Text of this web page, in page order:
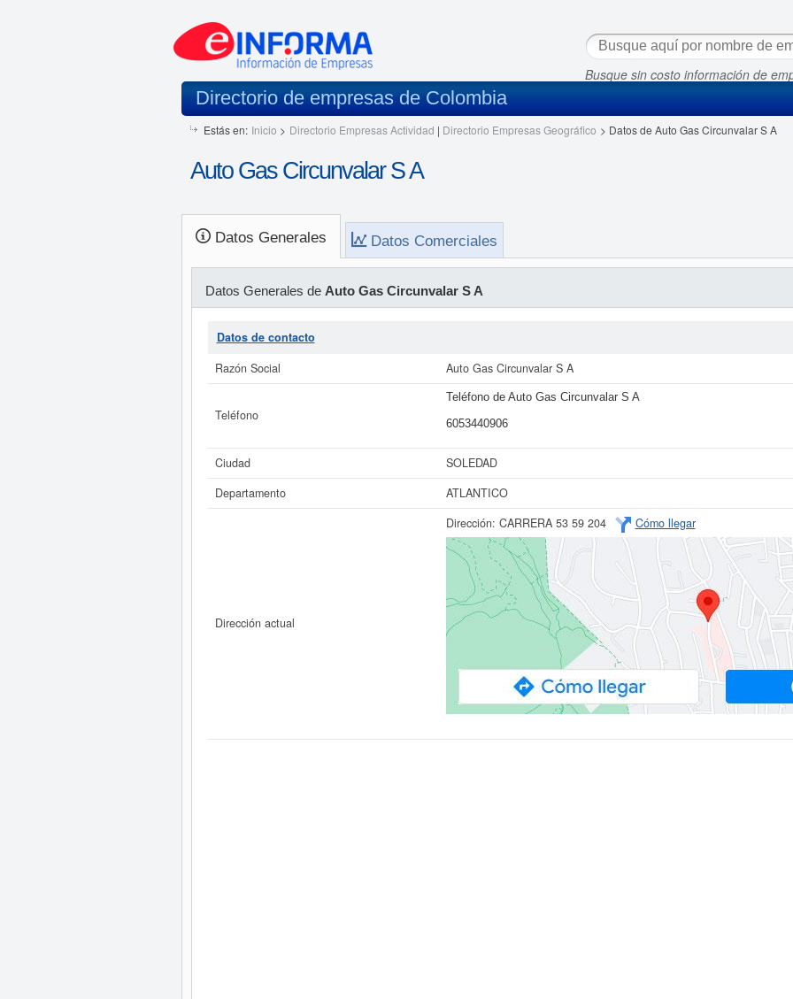
Busque sin costo información de
Directorio de empresas de Colombia
Estás en: Inicio > Directorio Empresas Actividad | Directorio Empresas Geográfico > Datos de Auto Gas Circunvalar S A
Auto Gas Circunvalar S A
Datos Generales Datos Comerciales
Datos Generales de Auto Gas Circunvalar S A
Datos de contacto
Razón Social
Auto Gas Circunvalar S A
Teléfono
Teléfono de Auto Gas Circunvalar S A
6053440906
Ciudad
SOLEDAD
Departamento
ATLANTICO
Dirección actual
Dirección: CARRERA 53 59 204 Cómo llegar